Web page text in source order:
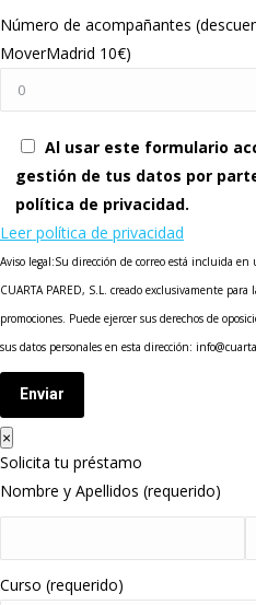
Número de acompañantes
MoverMadrid 10€)
Al usar este formulario
gestión de tus datos por
política de privacidad.
Leer política de privacidad
Aviso legal:Su dirección de correo está incluida
CUARTA PARED, S.L. creado exclusivamente
promociones. Puede ejercer sus derechos de
sus datos personales en esta dirección:
Enviar
×
Solicita tu préstamo
Nombre y Apellidos (requerido)
Curso (requerido)